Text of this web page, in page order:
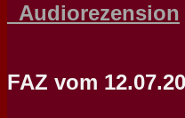
Audiorezension
FAZ vom